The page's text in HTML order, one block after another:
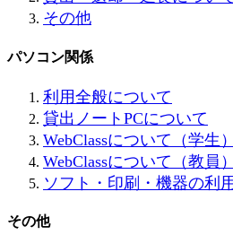
その他
パソコン関係
利用全般について
貸出ノートPCについて
WebClassについて（学生）
WebClassについて（教員）
ソフト・印刷・機器の利
その他